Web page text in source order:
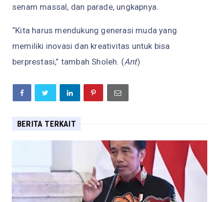
senam massal, dan parade, ungkapnya.
“Kita harus mendukung generasi muda yang
memiliki inovasi dan kreativitas untuk bisa
berprestasi,” tambah Sholeh. (Ant)
BERITA TERKAIT